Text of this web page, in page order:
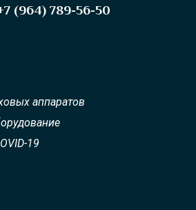
(964) 789-56-50
аппаратов
19